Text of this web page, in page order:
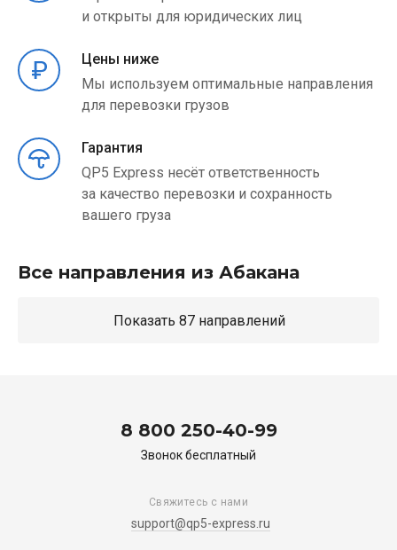
и открыты для юридических лиц
Цены ниже
Мы используем оптимальные направления
для перевозки грузов
Гарантия
QP5 Express несёт ответственность
за качество перевозки и сохранность
вашего груза
Все направления из Абакана
Показать 87 направлений
8 800 250-40-99
Звонок бесплатный
Свяжитесь с нами
support@qp5-express.ru